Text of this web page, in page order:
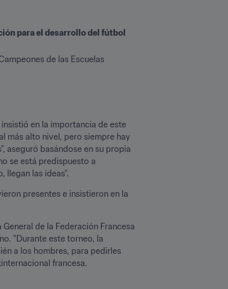
para el desarrollo del fútbol
de las Escuelas
insistió en la importancia de este
más alto nivel, pero siempre hay
aseguró basándose en su propia
se está predispuesto a
llegan las ideas".
presentes e insistieron en la
de la Federación Francesa
"Durante este torneo, la
a los hombres, para pedirles